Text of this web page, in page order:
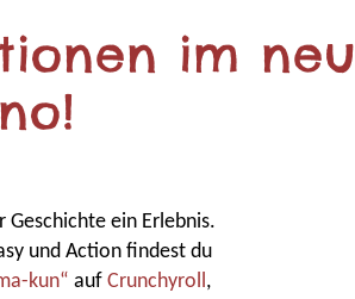
im neu
ein Erlebnis.
und Action findest du
kun“ aufCrunchyroll,